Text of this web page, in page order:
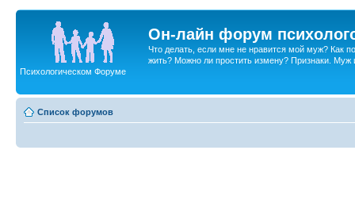
Он-лайн форум
Что делать, если мне не нравится мой муж? Как
жить? Можно ли простить измену? Признаки. Муж
Психологическом Форуме
Список форумов